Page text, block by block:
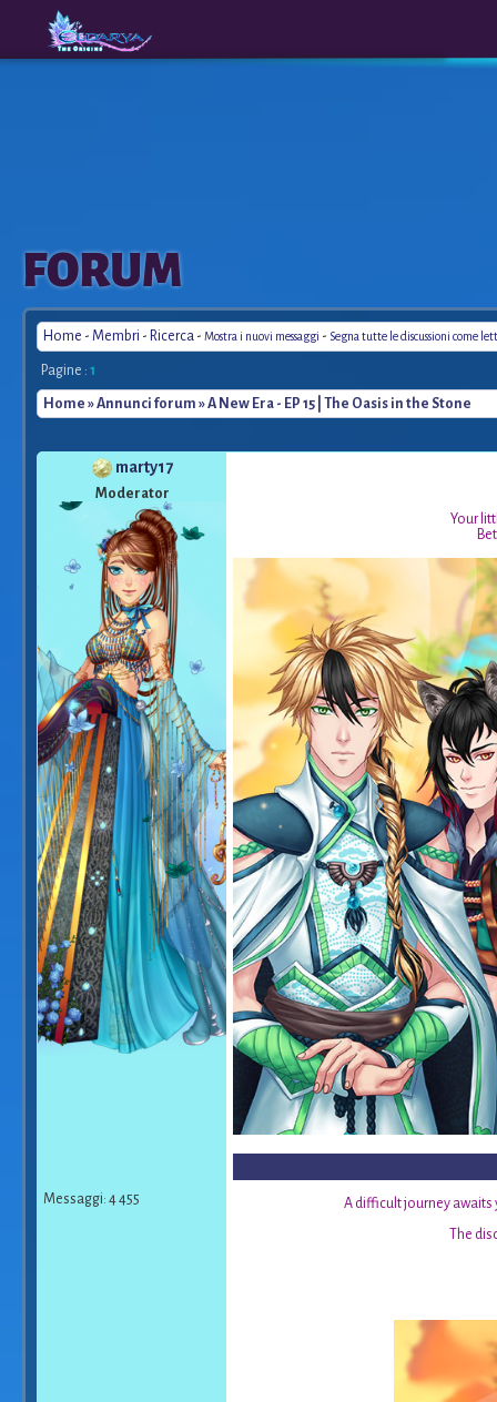
The
Origins
FORUM
Home - Membri - Ricerca - Mostra i nuovi messaggi - Segna tutte le discussioni come
Pagine : 1
Home »Annunci forum » A New Era - EP 15 | The Oasis in the Stone
marty17
Moderator
Messaggi: 4 455
Your
A difficult journey awaits
The